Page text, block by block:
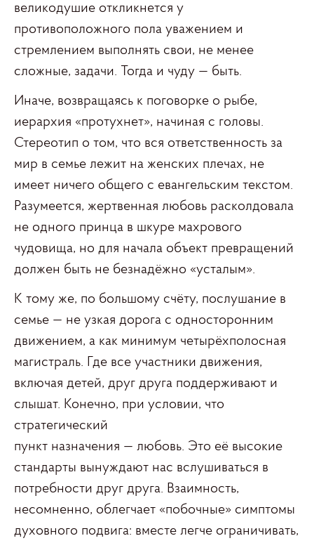
великодушие откликнется у
противоположного пола уважением и
стремлением выполнять свои, не менее
сложные, задачи. Тогда и чуду — быть.
Иначе, возвращаясь к поговорке о рыбе,
иерархия «протухнет», начиная с головы.
Стереотип о том, что вся ответственность за
мир в семье лежит на женских плечах, не
имеет ничего общего с евангельским текстом.
Разумеется, жертвенная любовь расколдовала
не одного принца в шкуре махрового
чудовища, но для начала объект превращений
должен быть не безнадёжно «усталым».
К тому же, по большому счёту, послушание в
семье — не узкая дорога с односторонним
движением, а как минимум четырёхполосная
магистраль. Где все участники движения,
включая детей, друг друга поддерживают и
слышат. Конечно, при условии, что
стратегический
пункт назначения — любовь. Это её высокие
стандарты вынуждают нас вслушиваться в
потребности друг друга. Взаимность,
несомненно, облегчает «побочные» симптомы
духовного подвига: вместе легче ограничивать,